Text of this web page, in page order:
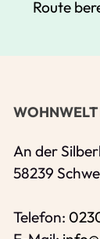
Route
WOHNWELT
An der
58239
Telefon:
Alle mit
Name*
Bitte
Telefon*